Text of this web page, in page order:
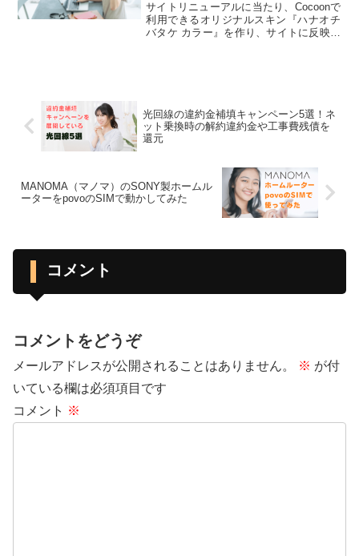
サイトリニューアルに当たり、Cocoonで
利用できるオリジナルスキン『ハナオチ
バタケ カラー』を作り、サイトに反映さ
光回線の違約金補填キャンペーン5選！ネ
ット乗換時の解約違約金や工事費残債を
還元
MANOMA（マノマ）のSONY製ホームル
ーターをpovoのSIMで動かしてみた
コメント
コメントをどうぞ
メールアドレスが公開されることはありません。 ※ が付
いている欄は必須項目です
コメント ※